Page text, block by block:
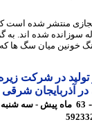
شده اند. به
میان سگ ها که در ...
در شرکت زیره
شرقی
63 ماه پیش - سه شنبه